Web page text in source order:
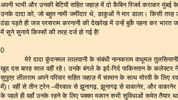
अपनी भाभी और उनकी बेटियों सहित जहाज़ में दो कैबिन रिजर्व कराकर मुंबई
उनके दादा को, जो बहुत नामी जमींदार थे, डाकुओं ने मार डाला। किसी तरह
ठंडा पड़ते ही जज परसराम करनानी की देखरेख में उन्हें बुर्के पहना कर भारत
में सुने सुनाये किस्सों की तरह दर्ज हो गई है!
0
मेरे दादा कुंदनमल लालवानी के संबंधी नानकराम वाधूमल तुलसियानी
खुद दस बारह साल वहीं रहे। उनके बंगले के इर्द-गिर्द पाकिस्तान के
सुपुत्र लीलराम अपने परिवार सहित जहाज़ में सामान के साथ मोरवी के लिए
में)। वहीं से तीन ट्रेन –वीरवाल से झूनागढ़, झूनागढ़ से वाकानेर, और
के पहले ही वहाँ उनके रहने के लिए पक्का मकान सभी सुविधाओं समेत तैयार